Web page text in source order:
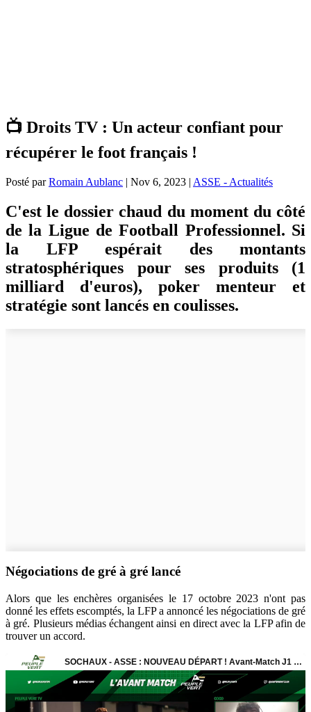
📺 Droits TV : Un acteur confiant pour
récupérer le foot français !
Posté parRomain Aublanc | Nov 6, 2023 | ASSE - Actualités
C'est le dossier chaud du moment du côté
de la Ligue de Football Professionnel. Si
la LFP espérait des montants
stratosphériques pour ses produits (1
milliard d'euros), poker menteur et
stratégie sont lancés en coulisses.
Négociations de gré à gré lancé
Alors que les enchères organisées le 17 octobre 2023 n'ont pas
donné les effets escomptés, la LFP a annoncé les négociations de gré
à gré. Plusieurs médias échangent ainsi en direct avec la LFP afin de
trouver un accord.